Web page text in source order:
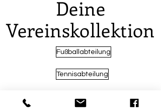
Deine
Vereinskollektion
Fußballabteilung
Tennisabteilung